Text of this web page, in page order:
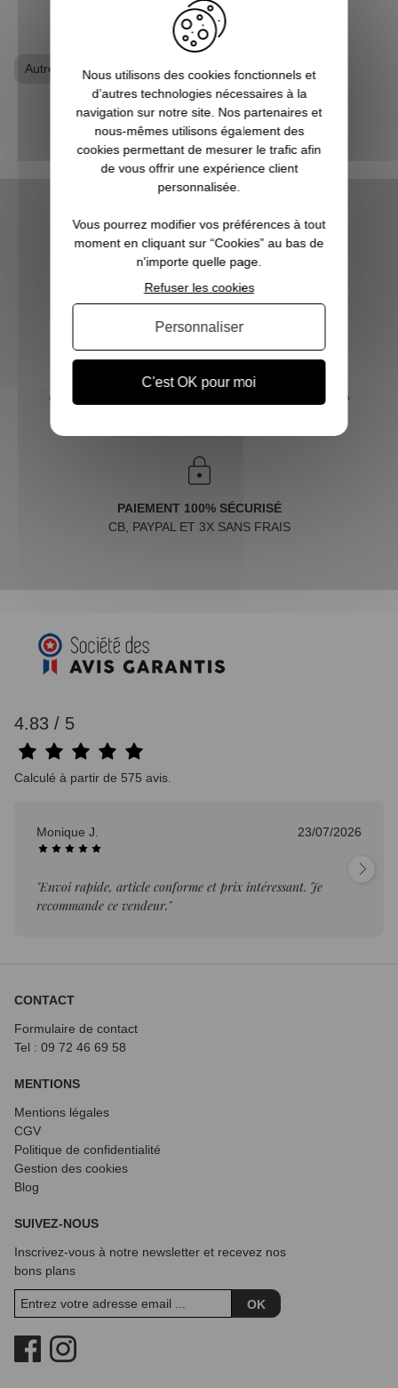
Autres Animés T-shirt geek
LIVRAISON RAPIDE
OFFERTE DÈS 70€
SERVICE CLIENT
À VOTRE ÉCOUTE DU LUNDI AU SAMEDI DE 10H À
PAIEMENT 100% SÉCURISÉ
CB, PAYPAL ET 3X SANS FRAIS
4.83 / 5
Calculé à partir de 575 avis.
Monique J. 23/07/2026
"Envoi rapide, article conforme et prix intéressant. Je
recommande ce vendeur."
CONTACT
Formulaire de contact
Tel : 09 72 46 69 58
MENTIONS
Mentions légales
CGV
Politique de confidentialité
Gestion des cookies
Blog
SUIVEZ-NOUS
Inscrivez-vous à notre newsletter et recevez nos
bons plans
OK
Nous utilisons des cookies fonctionnels et
d’autres technologies nécessaires à la
navigation sur notre site. Nos partenaires et
nous-mêmes utilisons également des
cookies permettant de mesurer le trafic afin
de vous offrir une expérience client
personnalisée.
Vous pourrez modifier vos préférences à tout
moment en cliquant sur “Cookies” au bas de
n'importe quelle page.
C'est OK pour moi
Refuser les cookies
Personnaliser